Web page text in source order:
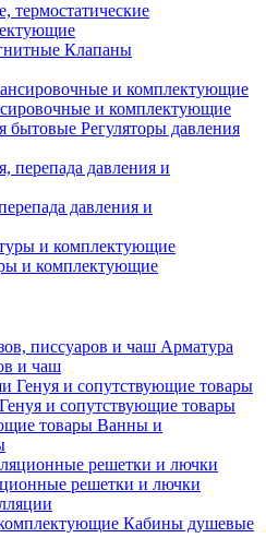
термостатические
Клапаны
и комплектующие
Регуляторы давления
давления и
и комплектующие
Арматура
и чаш
и сопутствующие товары
Ванны и
решетки и лючки
Кабины душевые